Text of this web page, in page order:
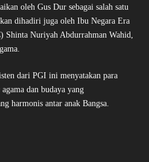
oleh Gus Dur sebagai salah satu
dihadiri juga oleh Ibu Negara Era
Nuriyah Abdurrahman Wahid,
dari PGI ini menyatakan para
dan budaya yang
harmonis antar anak Bangsa.